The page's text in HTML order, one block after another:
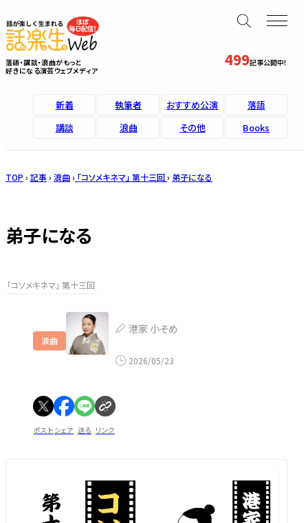
499記事公開中！
落語・講談・浪曲がもっと
好きになる演芸ウェブメディア
新着 執筆者 おすすめ公演
落語
講談
浪曲 その他 Books
TOP › 記事 › 浪曲› 「コソメキネマ」 第十三回› 弟子になる
弟子になる
「コソメキネマ」 第十三回
浪曲
港家 小そめ
2026/05/23
ポスト シェア 送る リンク